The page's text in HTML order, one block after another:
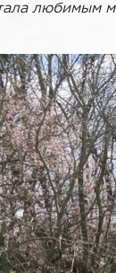
любимым